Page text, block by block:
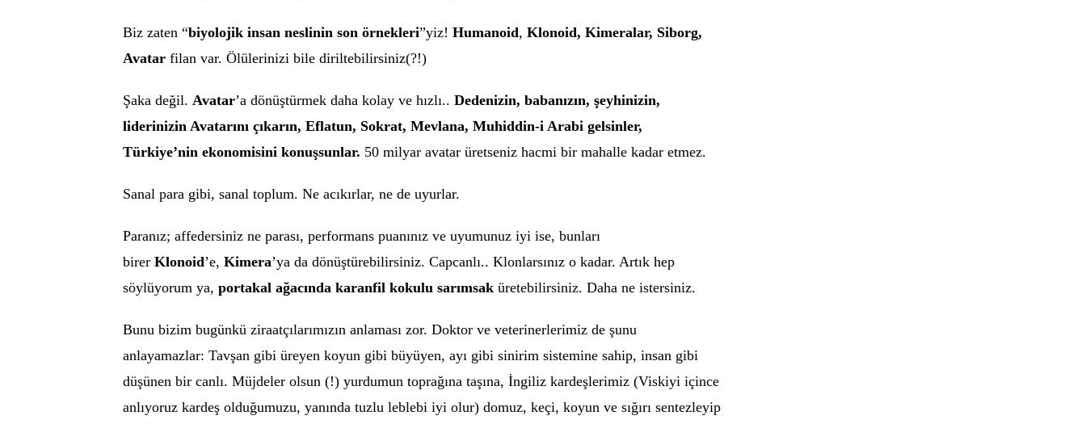
Biz zaten “biyolojik insan neslinin son örnekleri”yiz! Humanoid, Klonoid, Kimeralar, Siborg,
Avatar filan var. Ölülerinizi bile diriltebilirsiniz(?!)
Şaka değil. Avatar’a dönüştürmek daha kolay ve hızlı.. Dedenizin, babanızın, şeyhinizin,
liderinizin Avatarını çıkarın, Eflatun, Sokrat, Mevlana, Muhiddin-i Arabi gelsinler,
Türkiye’nin ekonomisini konuşsunlar. 50 milyar avatar üretseniz hacmi bir mahalle kadar etmez.
Sanal para gibi, sanal toplum. Ne acıkırlar, ne de uyurlar.
Paranız; affedersiniz ne parası, performans puanınız ve uyumunuz iyi ise, bunları
birer Klonoid’e, Kimera’ya da dönüştürebilirsiniz. Capcanlı.. Klonlarsınız o kadar. Artık hep
söylüyorum ya, portakal ağacında karanfil kokulu sarımsak üretebilirsiniz. Daha ne istersiniz.
Bunu bizim bugünkü ziraatçılarımızın anlaması zor. Doktor ve veterinerlerimiz de şunu
anlayamazlar: Tavşan gibi üreyen koyun gibi büyüyen, ayı gibi sinirim sistemine sahip, insan gibi
düşünen bir canlı. Müjdeler olsun (!) yurdumun toprağına taşına, İngiliz kardeşlerimiz (Viskiyi içince
anlıyoruz kardeş olduğumuzu, yanında tuzlu leblebi iyi olur) domuz, keçi, koyun ve sığırı sentezleyip